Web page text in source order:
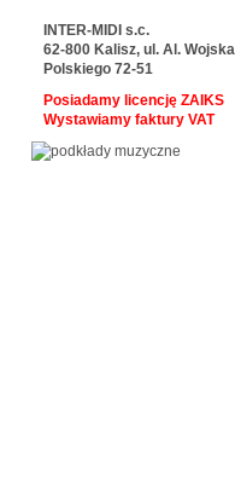
INTER-MIDI s.c.
62-800 Kalisz, ul. Al. Wojska
Polskiego 72-51
Posiadamy licencję ZAIKS
Wystawiamy faktury VAT